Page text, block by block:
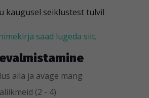
kaugusel seiklustest tulvil
saad lugeda siit.
alla ja avage mäng
(2 - 4)